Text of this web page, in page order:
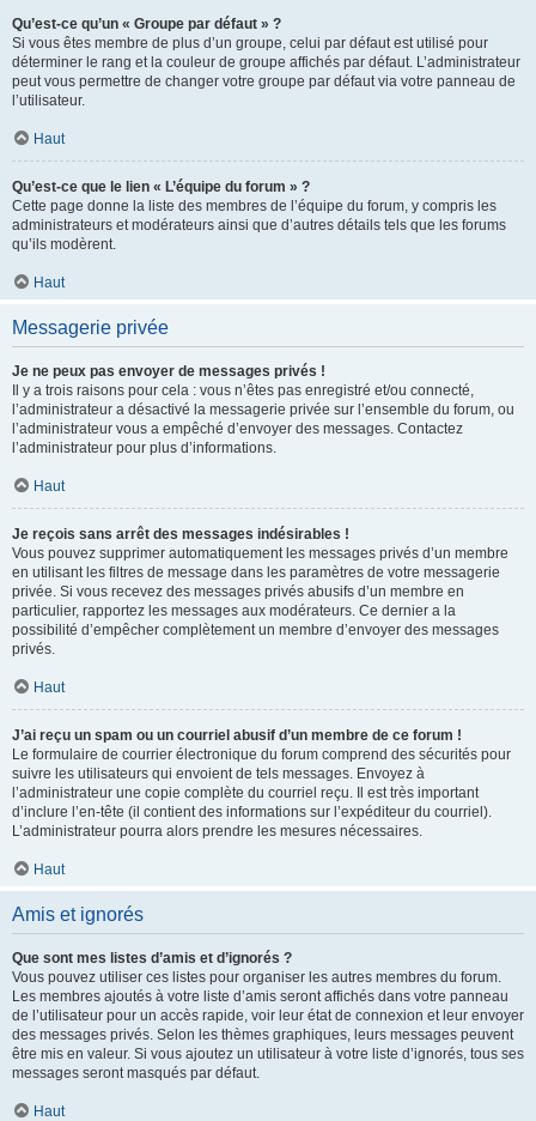
Qu’est-ce qu’un « Groupe par défaut » ?
Si vous êtes membre de plus d’un groupe, celui par défaut est utilisé pour
déterminer le rang et la couleur de groupe affichés par défaut. L’administrateur
peut vous permettre de changer votre groupe par défaut via votre panneau de
l’utilisateur.
Haut
Qu’est-ce que le lien « L’équipe du forum » ?
Cette page donne la liste des membres de l’équipe du forum, y compris les
administrateurs et modérateurs ainsi que d’autres détails tels que les forums
qu’ils modèrent.
Haut
Messagerie privée
Je ne peux pas envoyer de messages privés !
Il y a trois raisons pour cela : vous n’êtes pas enregistré et/ou connecté,
l’administrateur a désactivé la messagerie privée sur l’ensemble du forum, ou
l’administrateur vous a empêché d’envoyer des messages. Contactez
l’administrateur pour plus d’informations.
Haut
Je reçois sans arrêt des messages indésirables !
Vous pouvez supprimer automatiquement les messages privés d’un membre
en utilisant les filtres de message dans les paramètres de votre messagerie
privée. Si vous recevez des messages privés abusifs d’un membre en
particulier, rapportez les messages aux modérateurs. Ce dernier a la
possibilité d’empêcher complètement un membre d’envoyer des messages
privés.
Haut
J’ai reçu un spam ou un courriel abusif d’un membre de ce forum !
Le formulaire de courrier électronique du forum comprend des sécurités pour
suivre les utilisateurs qui envoient de tels messages. Envoyez à
l’administrateur une copie complète du courriel reçu. Il est très important
d’inclure l’en-tête (il contient des informations sur l’expéditeur du courriel).
L’administrateur pourra alors prendre les mesures nécessaires.
Haut
Amis et ignorés
Que sont mes listes d’amis et d’ignorés ?
Vous pouvez utiliser ces listes pour organiser les autres membres du forum.
Les membres ajoutés à votre liste d’amis seront affichés dans votre panneau
de l’utilisateur pour un accès rapide, voir leur état de connexion et leur envoyer
des messages privés. Selon les thèmes graphiques, leurs messages peuvent
être mis en valeur. Si vous ajoutez un utilisateur à votre liste d’ignorés, tous ses
messages seront masqués par défaut.
Haut